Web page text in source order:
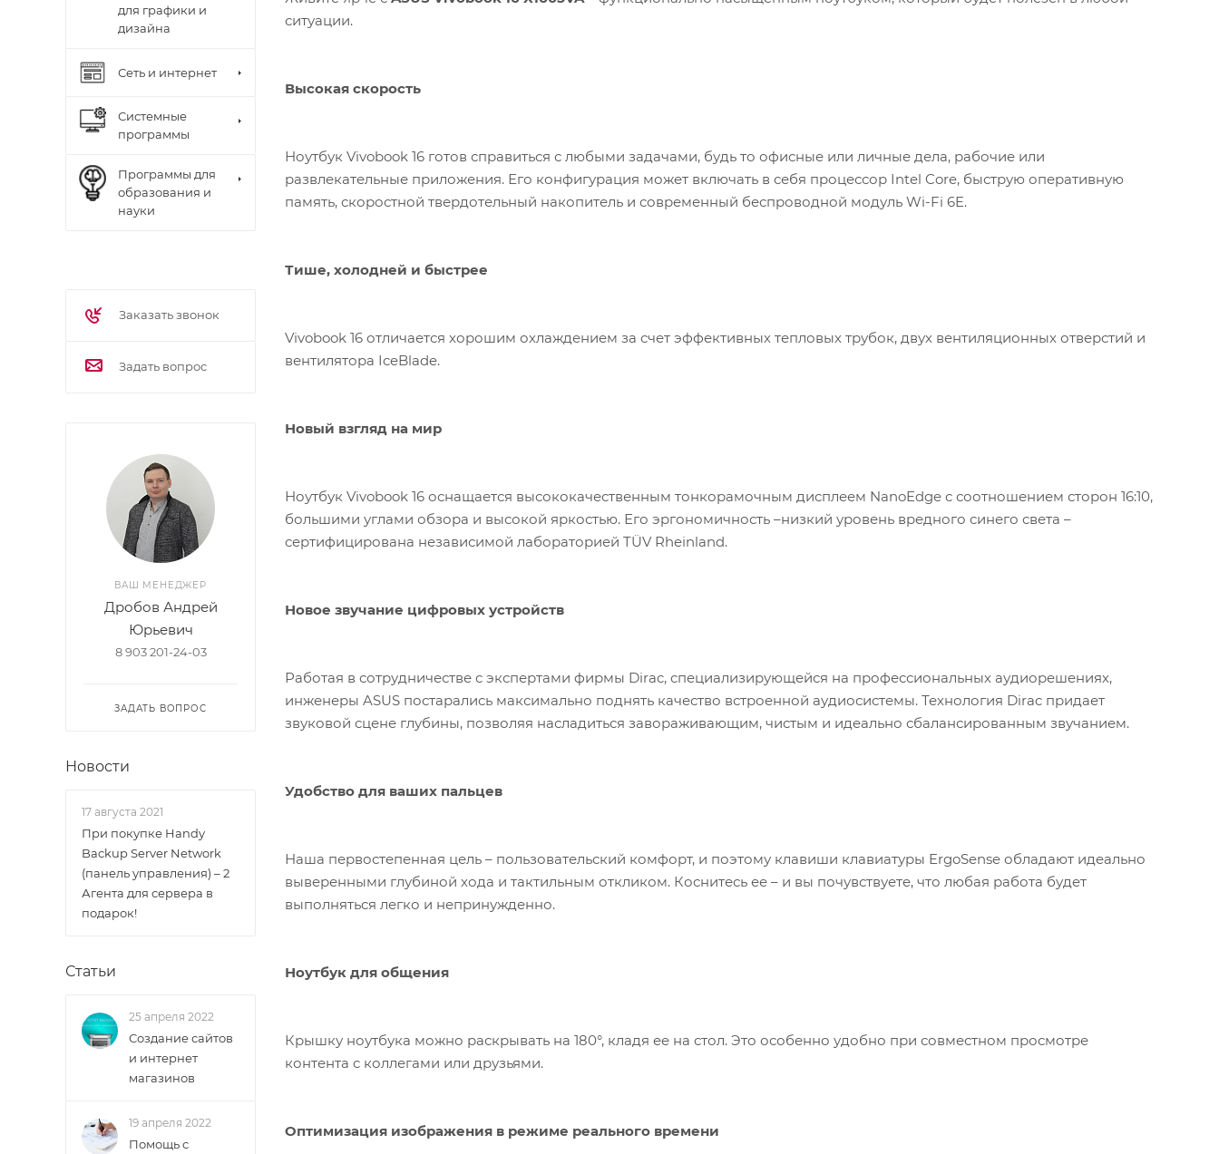
ситуации.
Высокая скорость
Ноутбук Vivobook 16 готов справиться с любыми задачами, будь то офисные или личные дела, рабочие или
развлекательные приложения. Его конфигурация может включать в себя процессор Intel Core, быструю оперативную
память, скоростной твердотельный накопитель и современный беспроводной модуль Wi-Fi 6E.
Тише, холодней и быстрее
Vivobook 16 отличается хорошим охлаждением за счет эффективных тепловых трубок, двух вентиляционных отверстий и
вентилятора IceBlade.
Новый взгляд на мир
Ноутбук Vivobook 16 оснащается высококачественным тонкорамочным дисплеем NanoEdge с соотношением сторон 16:10,
большими углами обзора и высокой яркостью. Его эргономичность –низкий уровень вредного синего света –
сертифицирована независимой лабораторией TÜV Rheinland.
Новое звучание цифровых устройств
Работая в сотрудничестве с экспертами фирмы Dirac, специализирующейся на профессиональных аудиорешениях,
инженеры ASUS постарались максимально поднять качество встроенной аудиосистемы. Технология Dirac придает
звуковой сцене глубины, позволяя насладиться завораживающим, чистым и идеально сбалансированным звучанием.
Удобство для ваших пальцев
Наша первостепенная цель – пользовательский комфорт, и поэтому клавиши клавиатуры ErgoSense обладают идеально
выверенными глубиной хода и тактильным откликом. Коснитесь ее – и вы почувствуете, что любая работа будет
выполняться легко и непринужденно.
Ноутбук для общения
Крышку ноутбука можно раскрывать на 180°, кладя ее на стол. Это особенно удобно при совместном просмотре
контента с коллегами или друзьями.
Оптимизация изображения в режиме реального времени
для графики и
дизайна
Сеть и интернет
Системные
программы
Программы для
образования и
науки
Заказать звонок
Задать вопрос
ВАШ МЕНЕДЖЕР
Дробов Андрей
Юрьевич
8 903 201-24-03
ЗАДАТЬ ВОПРОС
Новости
17 августа 2021
При покупке Handy
Backup Server Network
(панель управления) – 2
Агента для сервера в
подарок!
Статьи
25 апреля 2022
Создание сайтов
и интернет
магазинов
19 апреля 2022
Помощь с